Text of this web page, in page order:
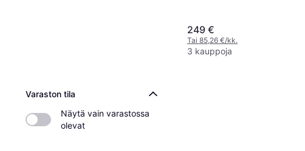
Varaston tila
Näytä vain varastossa
olevat
249 €
Tai 85,26 €/kk.
3 kauppoja